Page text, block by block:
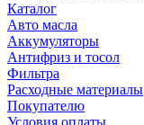
Каталог
Авто масла
Аккумуляторы
Антифриз и тосол
Фильтра
Расходные материалы
Покупателю